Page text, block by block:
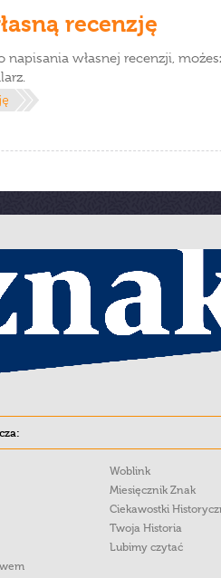
recenzję
napisania własnej recenzji,
Woblink
Miesięcznik Znak
Ciekawostki
Twoja Historia
Lubimy czytać